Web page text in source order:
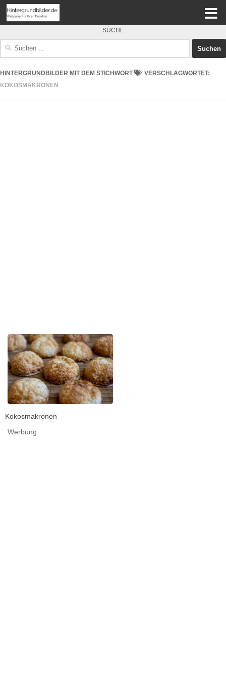
SUCHE
HINTERGRUNDBILDER MIT DEM STICHWORT
VERSCHLAGWORTET:
KOKOSMAKRONEN
Kokosmakronen
Werbung